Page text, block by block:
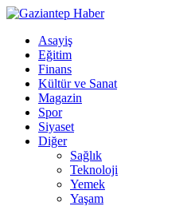
Asayiş
Eğitim
Finans
Kültür ve Sanat
Magazin
Spor
Siyaset
Diğer
Sağlık
Teknoloji
Yemek
Yaşam